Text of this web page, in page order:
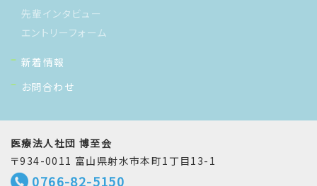
先輩インタビュー
エントリーフォーム
新着情報
お問合わせ
医療法人社団 博至会
〒934-0011 富山県射水市本町1丁目13-1
0766-82-5150